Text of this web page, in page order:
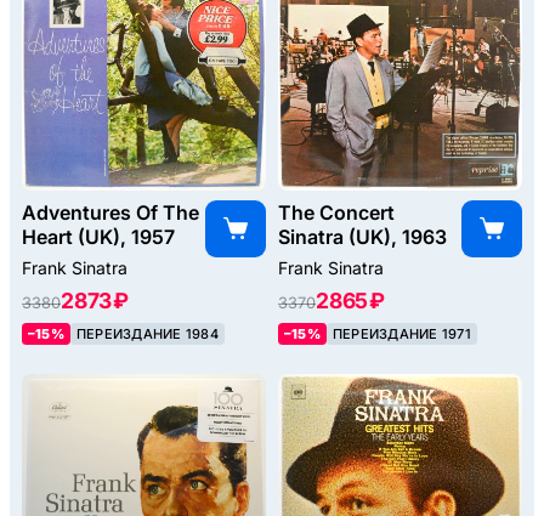
Adventures Of The
Heart (UK), 1957
Frank Sinatra
33802873 ₽
–15% ПЕРЕИЗДАНИЕ 1984
The Concert
Sinatra (UK), 1963
Frank Sinatra
33702865 ₽
–15% ПЕРЕИЗДАНИЕ 1971